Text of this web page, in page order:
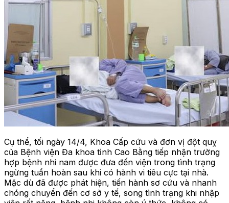
Cụ thể, tối ngày 14/4, Khoa Cấp cứu và đơn vị đột quỵ
của Bệnh viện Đa khoa tỉnh Cao Bằng tiếp nhận trường
hợp bệnh nhi nam được đưa đến viện trong tình trạng
ngừng tuần hoàn sau khi có hành vi tiêu cực tại nhà.
Mặc dù đã được phát hiện, tiến hành sơ cứu và nhanh
chóng chuyển đến cơ sở y tế, song tình trạng khi nhập